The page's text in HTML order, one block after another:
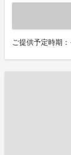
ご提供予定時期